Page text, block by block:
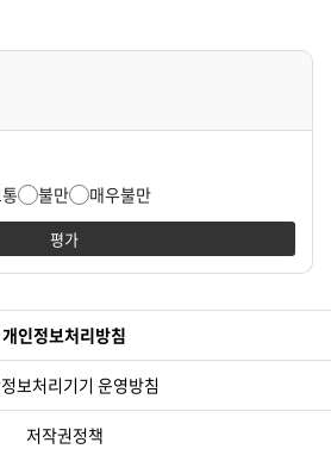
수) 10:00부터
으로 개발한 ROKITS(우주용 광시야 관측 카
책임연구원) / 오로라를 보는 세 개의 눈 : 차
우주항법측지센터장) / 지구의 끝-우주의 시
시, 대전테크노파크
불만 매우불만
평가
개인정보처리방침
보처리기기 운영방침
저작권정책